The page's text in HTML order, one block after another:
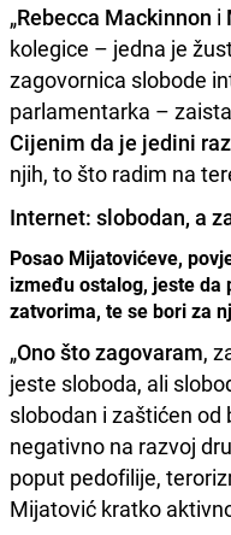
„Rebecca Mackinnon i
kolegice – jedna je
zagovornica slobode
parlamentarka –
Cijenim da je jedini
njih, to što radim na
Internet: slobodan, a
Posao Mijatovićeve,
između ostalog, jeste da
zatvorima, te se bori za
„Ono što zagovaram,
jeste sloboda, ali
slobodan i zaštićen
negativno na razvoj
poput pedofilije,
Mijatović kratko